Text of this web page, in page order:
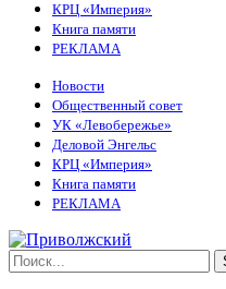
КРЦ «Империя»
Книга памяти
РЕКЛАМА
Новости
Общественный совет
УК «Левобережье»
Деловой Энгельс
КРЦ «Империя»
Книга памяти
РЕКЛАМА